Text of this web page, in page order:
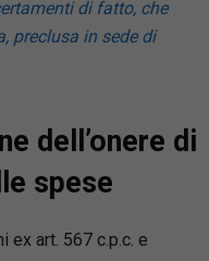
di fatto, che
preclusa in sede di
dell’onere di
spese
art. 567 c.p.c. e